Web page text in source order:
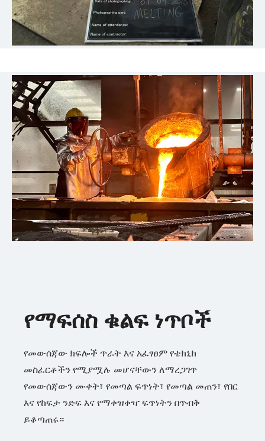
የማፍሰስ ቁልፍ ነጥቦች
የመውሰጃው ክፍሎች ጥራት እና አፈፃፀም የቴክኒክ
መስፈርቶችን የሚያሟሉ መሆናቸውን ለማረጋገጥ
የመውሰጃውን ሙቀት፣ የመጣል ፍጥነት፣ የመጣል መጠን፣ የበር
እና የከፍታ ንድፍ እና የማቀዝቀዣ ፍጥነትን በጥብቅ
ይቆጣጠሩ።